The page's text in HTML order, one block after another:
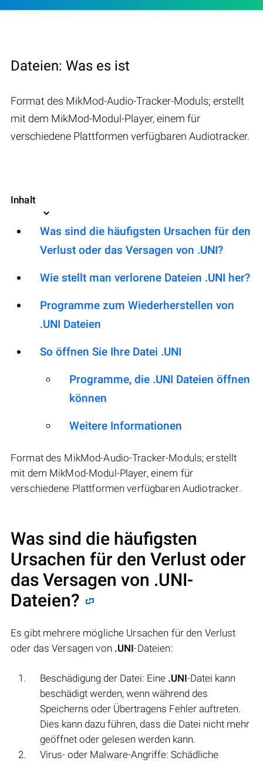
Dateien: Was es ist
Format des MikMod-Audio-Tracker-Moduls; erstellt
mit dem MikMod-Modul-Player, einem für
verschiedene Plattformen verfügbaren Audiotracker.
Inhalt
Was sind die häufigsten Ursachen für den
Verlust oder das Versagen von .UNI?
Wie stellt man verlorene Dateien .UNI her?
Programme zum Wiederherstellen von
.UNI Dateien
So öffnen Sie Ihre Datei .UNI
Programme, die .UNI Dateien öffnen
können
Weitere Informationen
Format des MikMod-Audio-Tracker-Moduls; erstellt
mit dem MikMod-Modul-Player, einem für
verschiedene Plattformen verfügbaren Audiotracker.
Was sind die häufigsten
Ursachen für den Verlust oder
das Versagen von .UNI-
Dateien?
Es gibt mehrere mögliche Ursachen für den Verlust
oder das Versagen von .UNI-Dateien:
Beschädigung der Datei: Eine .UNI-Datei kann
beschädigt werden, wenn während des
Speicherns oder Übertragens Fehler auftreten.
Dies kann dazu führen, dass die Datei nicht mehr
geöffnet oder gelesen werden kann.
Virus- oder Malware-Angriffe: Schädliche